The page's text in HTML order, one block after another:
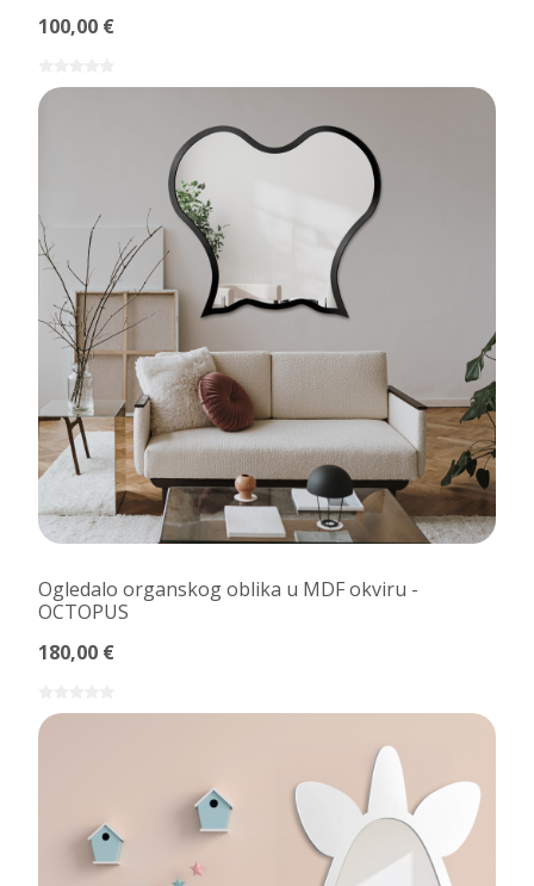
100,00 €
Ogledalo organskog oblika u MDF okviru -
OCTOPUS
180,00 €